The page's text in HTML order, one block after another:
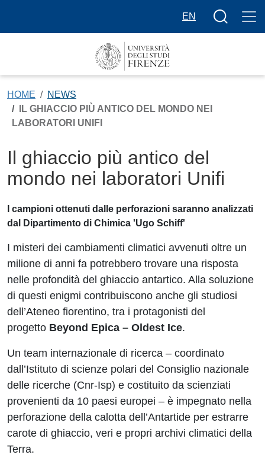
EN
Bottone
HOME
NEWS
IL GHIACCIO PIÙ ANTICO DEL MONDO NEI
LABORATORI UNIFI
Il ghiaccio più antico del
mondo nei laboratori Unifi
I campioni ottenuti dalle perforazioni saranno analizzati
dal Dipartimento di Chimica 'Ugo Schiff'
I misteri dei cambiamenti climatici avvenuti oltre un
milione di anni fa potrebbero trovare una risposta
nelle profondità del ghiaccio antartico. Alla soluzione
di questi enigmi contribuiscono anche gli studiosi
dell’Ateneo fiorentino, tra i protagonisti del
progetto Beyond Epica – Oldest Ice.
Un team internazionale di ricerca – coordinato
dall’Istituto di scienze polari del Consiglio nazionale
delle ricerche (Cnr-Isp) e costituito da scienziati
provenienti da 10 paesi europei – è impegnato nella
perforazione della calotta dell’Antartide per estrarre
carote di ghiaccio, veri e propri archivi climatici della
Terra.